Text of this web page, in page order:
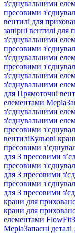
з'єднувальними
пресовими
вентилі для
запірні вентилі
з'єднувальними
пресовими
з'єднувальними
пресовими
з'єднувальними
з'єднувальними
для Прямоточні
елементами Mepla
з'єднувальними
з'єднувальними
пресовими
вентиліКульові
пресовими
для З пресовими
пресовими
для З пресовими
пресовими
для З пресовими
крани для
крани для
елементами FlowFit
MeplaЗапасні